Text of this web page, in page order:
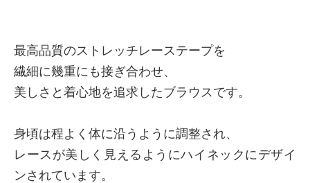
最高品質のストレッチレーステープを
繊細に幾重にも接ぎ合わせ、
美しさと着心地を追求したブラウスです。
身頃は程よく体に沿うように調整され、
レースが美しく見えるようにハイネックにデザイ
ンされています。